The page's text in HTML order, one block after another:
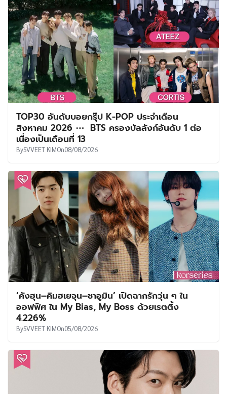
TOP30 อันดับบอยกรุ๊ป K-POP ประจำเดือน
สิงหาคม 2026 ⋯ BTS ครองบัลลังก์อันดับ 1 ต่อ
เนื่องเป็นเดือนที่ 13
BySVVEET KIMOn08/08/2026
‘คังฮุน–คิมฮเยจุน–ชาอูมิน’ เปิดฉากรักวุ่น ๆ ใน
ออฟฟิศ ใน My Bias, My Boss ด้วยเรตติ้ง
4.226%
BySVVEET KIMOn05/08/2026